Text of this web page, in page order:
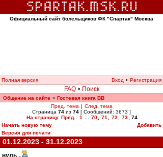
Официальный сайт болельщиков ФК "Спартак" Москва
Полная версия Вход • Регистрация
FAQ • Поиск
Общение на сайте » Гостевая книга ВВ
Пред. тема | След. тема
Страница 74 из 74 [ Сообщений: 3673 ]
На страницу Пред. 1 70 71 72 73
74
Начать новую тему
Добавить
Версия для печати
01.12.2023 - 31.12.2023
нуль -